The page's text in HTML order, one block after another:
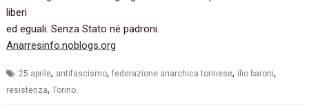
liberi
ed eguali. Senza Stato né padroni.
Anarresinfo.noblogs.org
25 aprile, antifascismo,federazione anarchica torinese, ilio baroni,
resistenza,Torino